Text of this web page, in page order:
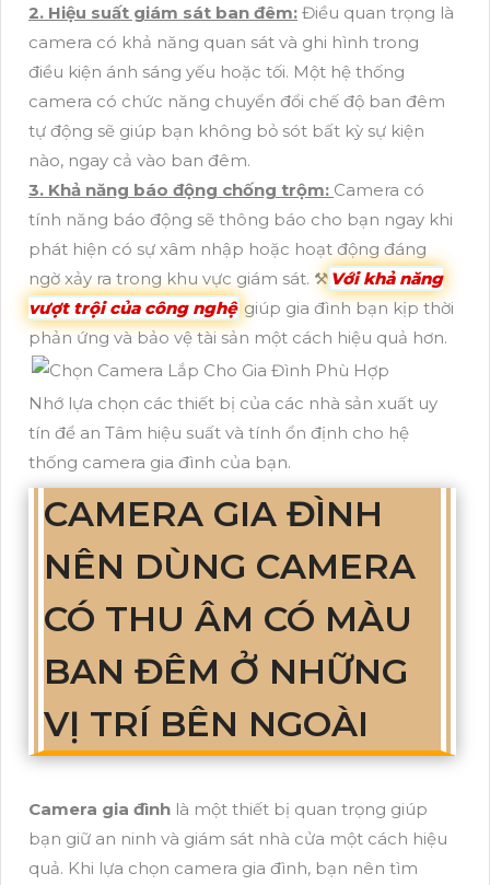
2. Hiệu suất giám sát ban đêm: Điều quan trọng là
camera có khả năng quan sát và ghi hình trong
điều kiện ánh sáng yếu hoặc tối. Một hệ thống
camera có chức năng chuyển đổi chế độ ban đêm
tự động sẽ giúp bạn không bỏ sót bất kỳ sự kiện
nào, ngay cả vào ban đêm.
3. Khả năng báo động chống trộm: Camera có
tính năng báo động sẽ thông báo cho bạn ngay khi
phát hiện có sự xâm nhập hoặc hoạt động đáng
ngờ xảy ra trong khu vực giám sát. ⚒ Với khả năng
vượt trội của công nghệ giúp gia đình bạn kịp thời
phản ứng và bảo vệ tài sản một cách hiệu quả hơn.
Nhớ lựa chọn các thiết bị của các nhà sản xuất uy
tín để an Tâm hiệu suất và tính ổn định cho hệ
thống camera gia đình của bạn.
CAMERA GIA ĐÌNH
NÊN DÙNG CAMERA
CÓ THU ÂM CÓ MÀU
BAN ĐÊM Ở NHỮNG
VỊ TRÍ BÊN NGOÀI
Camera gia đình là một thiết bị quan trọng giúp
bạn giữ an ninh và giám sát nhà cửa một cách hiệu
quả. Khi lựa chọn camera gia đình, bạn nên tìm